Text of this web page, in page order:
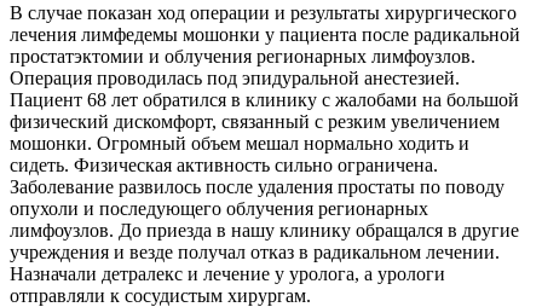
В случае показан ход операции и результаты хирургического
лечения лимфедемы мошонки у пациента после радикальной
простатэктомии и облучения регионарных лимфоузлов.
Операция проводилась под эпидуральной анестезией.
Пациент 68 лет обратился в клинику с жалобами на большой
физический дискомфорт, связанный с резким увеличением
мошонки. Огромный объем мешал нормально ходить и
сидеть. Физическая активность сильно ограничена.
Заболевание развилось после удаления простаты по поводу
опухоли и последующего облучения регионарных
лимфоузлов. До приезда в нашу клинику обращался в другие
учреждения и везде получал отказ в радикальном лечении.
Назначали детралекс и лечение у уролога, а урологи
отправляли к сосудистым хирургам.